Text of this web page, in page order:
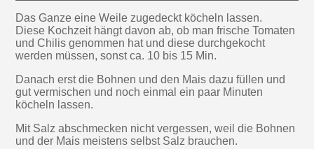
Das Ganze eine Weile zugedeckt köcheln lassen.
Diese Kochzeit hängt davon ab, ob man frische Tomaten
und Chilis genommen hat und diese durchgekocht
werden müssen, sonst ca. 10 bis 15 Min.
Danach erst die Bohnen und den Mais dazu füllen und
gut vermischen und noch einmal ein paar Minuten
köcheln lassen.
Mit Salz abschmecken nicht vergessen, weil die Bohnen
und der Mais meistens selbst Salz brauchen.